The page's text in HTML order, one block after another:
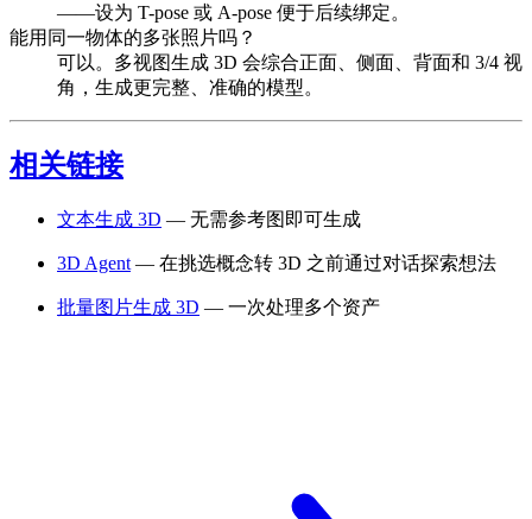
——设为 T-pose 或 A-pose 便于后续绑定。
能用同一物体的多张照片吗？
可以。多视图生成 3D 会综合正面、侧面、背面和 3/4 视
角，生成更完整、准确的模型。
相关链接
文本生成 3D — 无需参考图即可生成
3D Agent — 在挑选概念转 3D 之前通过对话探索想法
批量图片生成 3D — 一次处理多个资产